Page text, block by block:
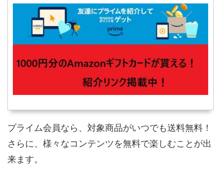
プライム会員なら、対象商品がいつでも送料無料！
さらに、様々なコンテンツを無料で楽しむことが出
来ます。